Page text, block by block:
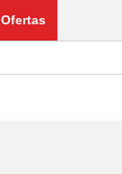
Ofertas